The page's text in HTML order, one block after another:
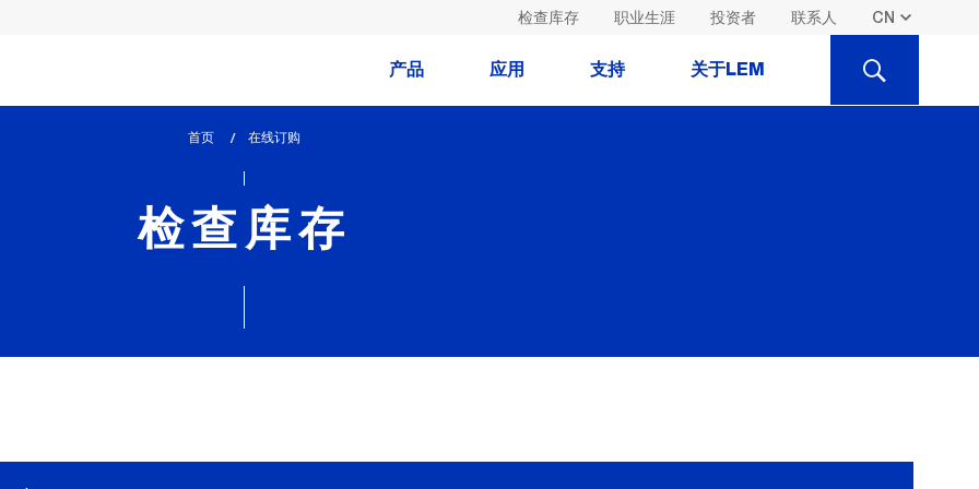
检查库存 职业生涯 投资者 联系人
产品 应用 支持 关于LEM SEARCH
首页
lem_current_page
在线订购
检查库存